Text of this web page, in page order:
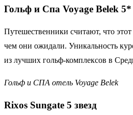
Гольф и Спа Voyage Belek 5*
Путешественники считают, что
чем они ожидали. Уникальность
из лучших гольф-комплексов в
Гольф и СПА отель Voyage Belek
Rixos Sungate 5 звезд